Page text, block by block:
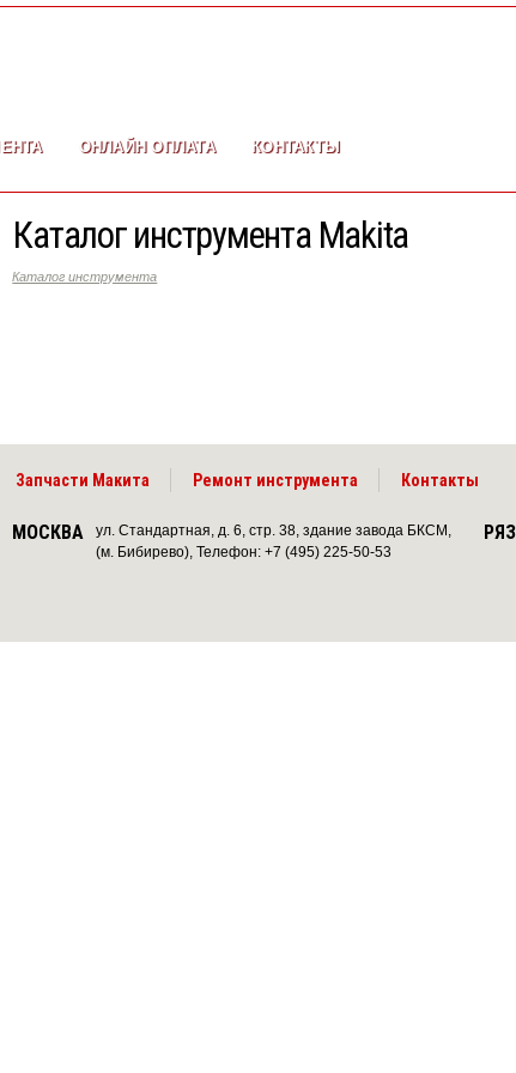
ОНЛАЙН ОПЛАТА КОНТАКТЫ
Каталог инструмента Makita
Каталог инструмента
Запчасти Макита Ремонт инструмента Контакты
МОСКВА
ул. Стандартная, д. 6, стр. 38, здание завода БКСМ,
(м. Бибирево), Телефон: +7 (495) 225-50-53